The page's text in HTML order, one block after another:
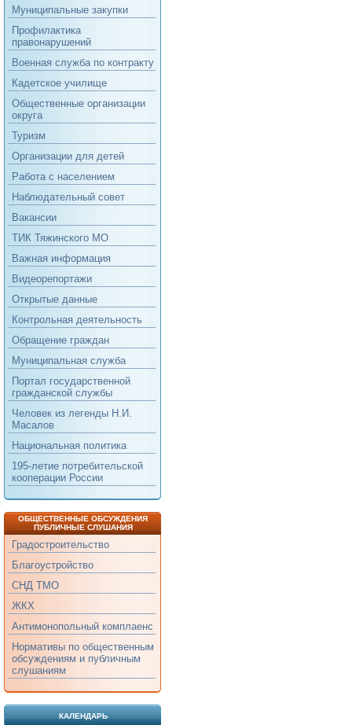
Муниципальные закупки
Профилактика
правонарушений
Военная служба по контракту
Кадетское училище
Общественные организации
округа
Туризм
Организации для детей
Работа с населением
Наблюдательный совет
Вакансии
ТИК Тяжинского МО
Важная информация
Видеорепортажи
Открытые данные
Контрольная деятельность
Обращение граждан
Муниципальная служба
Портал государственной
гражданской службы
Человек из легенды Н.И.
Масалов
Национальная политика
195-летие потребительской
кооперации России
ОБЩЕСТВЕННЫЕ ОБСУЖДЕНИЯ
ПУБЛИЧНЫЕ СЛУШАНИЯ
Градостроительство
Благоустройство
СНД ТМО
ЖКХ
Антимонопольный комплаенс
Нормативы по общественным
обсуждениям и публичным
слушаниям
КАЛЕНДАРЬ